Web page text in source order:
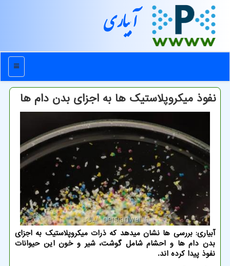
آبیاری
منو
نفوذ میکروپلاستیک ها به اجزای بدن دام ها
آبیاری: بررسی ها نشان میدهد که ذرات میکروپلاستیک به اجزای
بدن دام ها و احشام شامل گوشت، شیر و خون این حیوانات
نفوذ پیدا کرده اند.